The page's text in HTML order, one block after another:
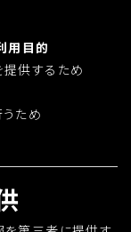
用目的
供するため
ため